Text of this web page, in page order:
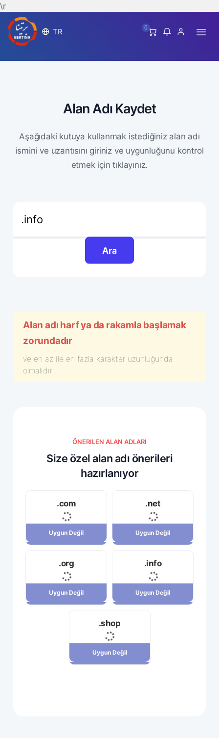
\r
TR 0
Alan Adı Kaydet
Aşağıdaki kutuya kullanmak istediğiniz alan adı
ismini ve uzantısını giriniz ve uygunluğunu kontrol
etmek için tıklayınız.
Ara
Alan adı harf ya da rakamla başlamak
zorundadır
ve en az ile en fazla karakter uzunluğunda
olmalıdır
ÖNERILEN ALAN ADLARI
Size özel alan adı önerileri
hazırlanıyor
.com
Uygun Değil
.net
Uygun Değil
.org
Uygun Değil
.info
Uygun Değil
.shop
Uygun Değil